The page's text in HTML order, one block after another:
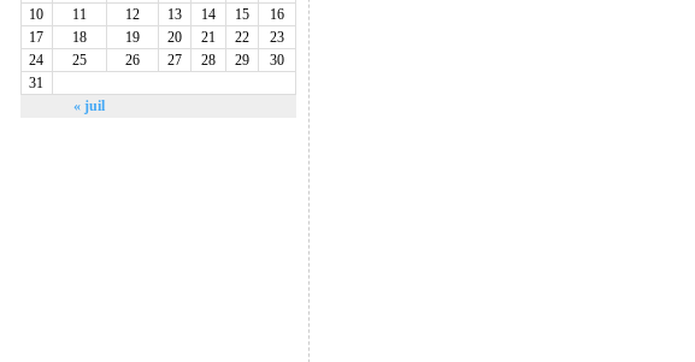
« juil
10
11 12 13 14 15
16
17
18 19 20 21 22
23
24
25 26 27 28 29
30
31